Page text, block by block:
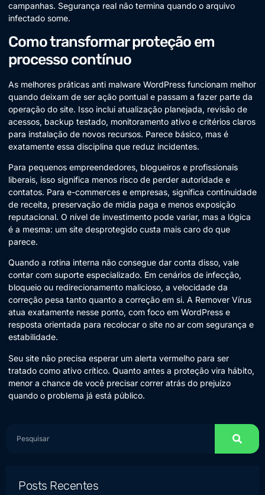
campanhas. Segurança real não termina quando o arquivo
infectado some.
Como transformar proteção em
processo contínuo
As melhores práticas anti malware WordPress funcionam melhor
quando deixam de ser ação pontual e passam a fazer parte da
operação do site. Isso inclui atualização planejada, revisão de
acessos, backup testado, monitoramento ativo e critérios claros
para instalação de novos recursos. Parece básico, mas é
exatamente essa disciplina que reduz incidentes.
Para pequenos empreendedores, blogueiros e profissionais
liberais, isso significa menos risco de perder autoridade e
contatos. Para e-commerces e empresas, significa continuidade
de receita, preservação de mídia paga e menos exposição
reputacional. O nível de investimento pode variar, mas a lógica
é a mesma: um site desprotegido custa mais caro do que
parece.
Quando a rotina interna não consegue dar conta disso, vale
contar com suporte especializado. Em cenários de infecção,
bloqueio ou redirecionamento malicioso, a velocidade da
correção pesa tanto quanto a correção em si. A Remover Vírus
atua exatamente nesse ponto, com foco em WordPress e
resposta orientada para recolocar o site no ar com segurança e
estabilidade.
Seu site não precisa esperar um alerta vermelho para ser
tratado como ativo crítico. Quanto antes a proteção vira hábito,
menor a chance de você precisar correr atrás do prejuízo
quando o problema já está público.
Posts Recentes